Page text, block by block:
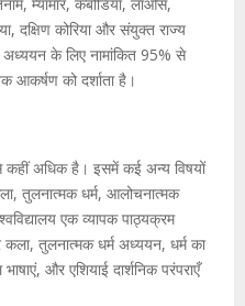
दक्षिण कोरिया और संयुक्त राज्य
अध्ययन के लिए नामांकित 95% से
आकर्षण को दर्शाता है।
से कहीं अधिक है। इसमें कई अन्य विषयों
तुलनात्मक धर्म, आलोचनात्मक
एक व्यापक पाठ्यक्रम
कला, तुलनात्मक धर्म अध्ययन, धर्म का
और एशियाई दार्शनिक परंपराएँ